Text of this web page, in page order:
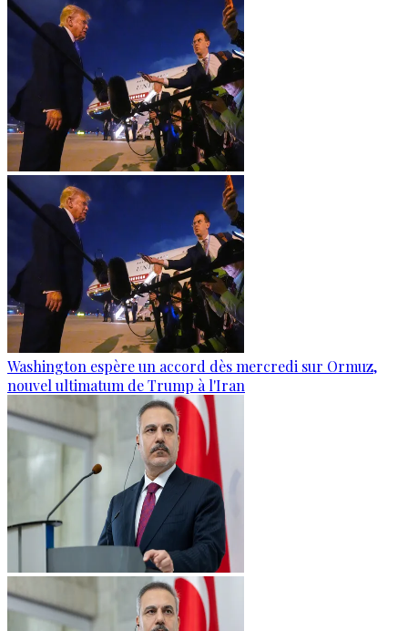
Washington espère un accord dès mercredi sur Ormuz,
nouvel ultimatum de Trump à l'Iran